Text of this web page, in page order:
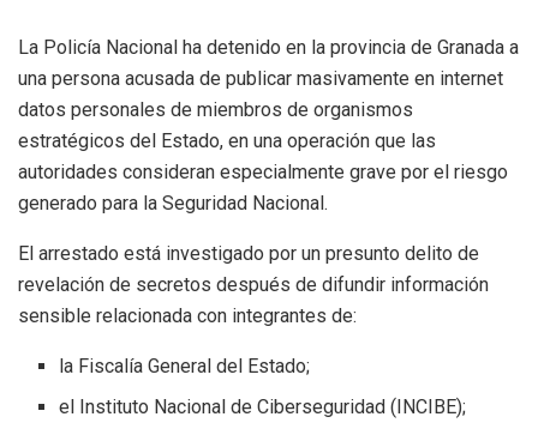
La Policía Nacional ha detenido en la provincia de Granada a
una persona acusada de publicar masivamente en internet
datos personales de miembros de organismos
estratégicos del Estado, en una operación que las
autoridades consideran especialmente grave por el riesgo
generado para la Seguridad Nacional.
El arrestado está investigado por un presunto delito de
revelación de secretos después de difundir información
sensible relacionada con integrantes de:
la Fiscalía General del Estado;
el Instituto Nacional de Ciberseguridad (INCIBE);